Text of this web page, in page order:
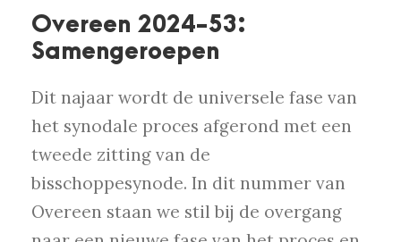
Overeen 2024-53:
Samengeroepen
Dit najaar wordt de universele fase van
het synodale proces afgerond met een
tweede zitting van de
bisschoppesynode. In dit nummer van
Overeen staan we stil bij de overgang